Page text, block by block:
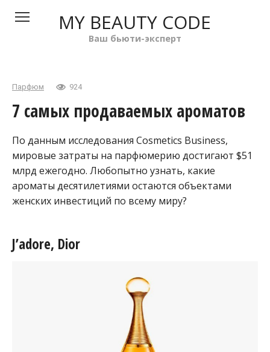
MY BEAUTY CODE
Ваш бьюти-эксперт
Парфюм 924
7 самых продаваемых ароматов
По данным исследования Cosmetics Business,
мировые затраты на парфюмерию достигают $51
млрд ежегодно. Любопытно узнать, какие
ароматы десятилетиями остаются объектами
женских инвестиций по всему миру?
J’adore, Dior